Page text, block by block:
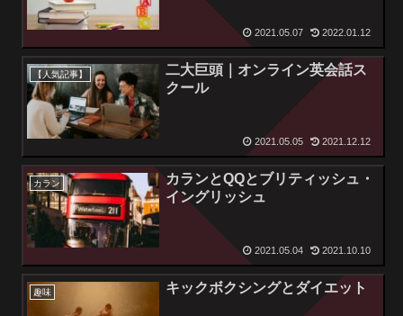
2021.05.07 2022.01.12
【人気記事】
二大巨頭｜オンライン英会話ス
クール
2021.05.05 2021.12.12
カラン
カランとQQとブリティッシュ・
イングリッシュ
2021.05.04 2021.10.10
趣味 キックボクシングとダイエット